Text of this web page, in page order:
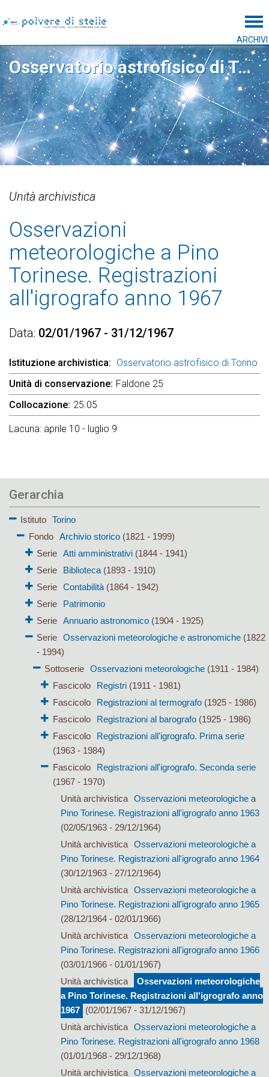
ARCHIVI
Osservatorio astrofisico di Torino
Unità archivistica
Osservazioni
meteorologiche a Pino
Torinese. Registrazioni
all'igrografo anno 1967
Data 02/01/1967 - 31/12/1967
Istituzione archivistica
Osservatorio astrofisico di Torino
Unità di conservazione Faldone 25
Collocazione 25.05
Lacuna: aprile 10 - luglio 9
Gerarchia
Istituto
Torino
Fondo
Archivio storico(1821 - 1999)
Serie Atti amministrativi(1844 - 1941)
Serie
Biblioteca(1893 - 1910)
Serie Contabilità(1864 - 1942)
Serie
Patrimonio
Serie Annuario astronomico(1904 - 1925)
Serie Osservazioni meteorologiche e astronomiche(1822
- 1994)
Sottoserie
Osservazioni meteorologiche (1911 - 1984)
Fascicolo
Registri(1911 - 1981)
Fascicolo
Registrazioni al termografo(1925 - 1986)
Fascicolo
Registrazioni al barografo(1925 - 1986)
Fascicolo
Registrazioni all'igrografo. Prima serie
(1963 - 1984)
Fascicolo
Registrazioni all'igrografo. Seconda serie
(1967 - 1970)
Unità archivistica Osservazioni meteorologiche a
Pino Torinese. Registrazioni all'igrografo anno 1963
(02/05/1963 - 29/12/1964)
Unità archivistica Osservazioni meteorologiche a
Pino Torinese. Registrazioni all'igrografo anno 1964
(30/12/1963 - 27/12/1964)
Unità archivistica Osservazioni meteorologiche a
Pino Torinese. Registrazioni all'igrografo anno 1965
(28/12/1964 - 02/01/1966)
Unità archivistica Osservazioni meteorologiche a
Pino Torinese. Registrazioni all'igrografo anno 1966
(03/01/1966 - 01/01/1967)
Unità archivistica
Osservazioni meteorologiche
a Pino Torinese. Registrazioni all'igrografo anno
1967 (02/01/1967 - 31/12/1967)
Unità archivistica Osservazioni meteorologiche a
Pino Torinese. Registrazioni all'igrografo anno 1968
(01/01/1968 - 29/12/1968)
Unità archivistica Osservazioni meteorologiche a